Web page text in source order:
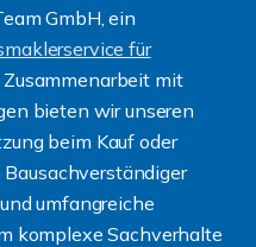
GmbH, ein
für
mit
bieten wir unseren
beim Kauf oder
umfangreiche
komplexe Sachverhalte